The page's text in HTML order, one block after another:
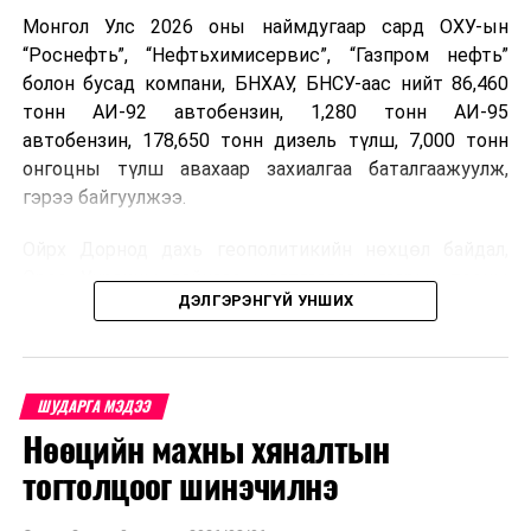
Монгол Улс 2026 оны наймдугаар сард ОХУ-ын
“Роснефть”, “Нефтьхимисервис”, “Газпром нефть”
болон бусад компани, БНХАУ, БНСУ-аас нийт 86,460
тонн АИ-92 автобензин, 1,280 тонн АИ-95
автобензин, 178,650 тонн дизель түлш, 7,000 тонн
онгоцны түлш авахаар захиалгаа баталгаажуулж,
гэрээ байгуулжээ.
Орос, Украины дайнаас шалтгаалсан газрын тосны
үнийн өсөлт дэлхийн зах зээлд буураагүй байна.
дахин өсөж, ОХУ болон бусад эх үүсвэрээс худалдан
авах шатахууны үнэ 1,200-2,000 ам.долларт хүрчээ.
Иймд дотоодын зах зээл дэх үнийн өсөлтийг
сааруулахын тулд гаалийн болон онцгой албан
татварыг тэглэх шаардлага үүссэнийг салбарын сайд
ДЭЛГЭРЭНГҮЙ УНШИХ
ШУДАРГА МЭДЭЭ
Нөөцийн махны хяналтын
тогтолцоог шинэчилнэ